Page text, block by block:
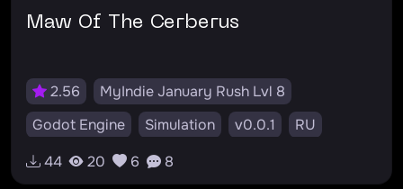
Maw Of The Cerberus
2.56
MyIndie January Rush Lvl 8
Godot Engine
Simulation v0.0.1
RU
44
20 6 8